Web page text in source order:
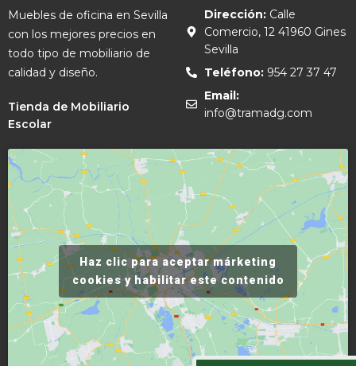
Muebles de oficina en Sevilla
con los mejores precios en
todo tipo de mobiliario de
calidad y diseño.
Tienda de Mobiliario
Escolar
Dirección:Calle
Comercio, 12 41960 Gines
Sevilla
Teléfono:954 27 37 47
Email:
info@tramadg.com
Haz clic para aceptar márketing
cookies y habilitar este contenido